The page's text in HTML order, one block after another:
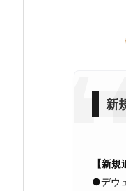
新
【新規
●デウ